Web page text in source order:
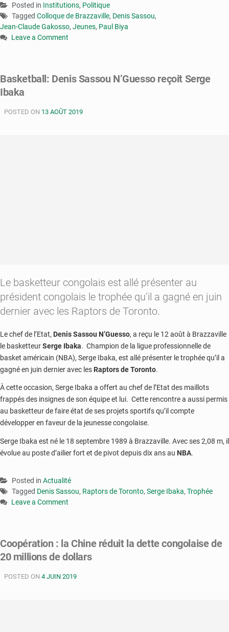
Posted in Institutions, Politique
Tagged Colloque de Brazzaville, Denis Sassou,
Jean-Claude Gakosso, Jeunes, Paul Biya
Leave a Comment
de
Brazzaville
Sassou
Basketball: Denis Sassou N’Guesso reçoit Serge
Ibaka
POSTED ON 13 AOÛT 2019
Le basketteur congolais est allé présenter au
président congolais le trophée qu’il a gagné en juin
dernier avec les Raptors de Toronto.
Le chef de l’Etat, Denis Sassou N’Guesso, a reçu le 12 août à Brazzaville
le basketteurSerge Ibaka. Champion de la ligue professionnelle de
basket américain (NBA), Serge Ibaka, est allé présenter le trophée qu’il a
gagné en juin dernier avec les Raptors de Toronto.
À cette occasion, Serge Ibaka a offert au chef de l’Etat des maillots
frappés des insignes de son équipe et lui. Cette rencontre a aussi permis
au basketteur de faire état de ses projets sportifs qu’il compte
développer en faveur de la jeunesse congolaise.
Serge Ibaka est né le 18 septembre 1989 à Brazzaville. Avec ses 2,08 m, il
évolue au poste d’ailier fort et de pivot depuis dix ans au NBA.
Posted in Actualité
Tagged Denis Sassou, Raptors de Toronto, Serge Ibaka, Trophée
Leave a Comment
Sassou
N’Guesso
Serge
Coopération : la Chine réduit la dette congolaise de
20 millions de dollars
POSTED ON 4 JUIN 2019